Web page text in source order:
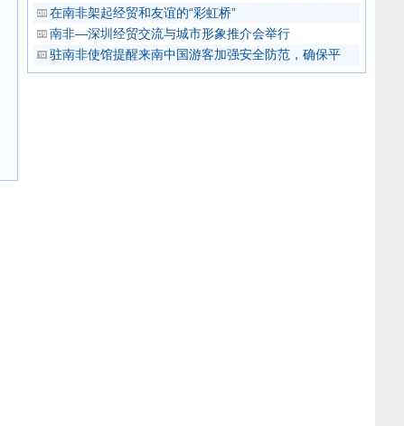
在南非架起经贸和友谊的“彩虹桥”
南非—深圳经贸交流与城市形象推介会举行
驻南非使馆提醒来南中国游客加强安全防范，确保平